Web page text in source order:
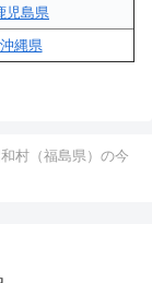
児島県
沖縄県
村（福島県）の今